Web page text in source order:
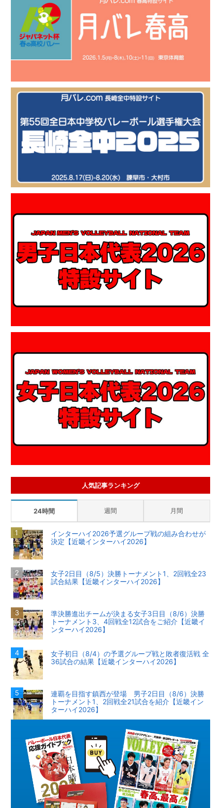
人気記事ランキング
24時間 週間 月間
インターハイ2026予選グループ戦の組み合わせが
決定【近畿インターハイ2026】
女子2日目（8/5）決勝トーナメント1、2回戦全23
試合結果【近畿インターハイ2026】
準決勝進出チームが決まる女子3日目（8/6）決勝
トーナメント3、4回戦全12試合をご紹介【近畿イ
ンターハイ2026】
女子初日（8/4）の予選グループ戦と敗者復活戦 全
36試合の結果【近畿インターハイ2026】
連覇を目指す鎮西が登場 男子2日目（8/6）決勝
トーナメント1、2回戦全21試合を紹介【近畿イン
ターハイ2026】